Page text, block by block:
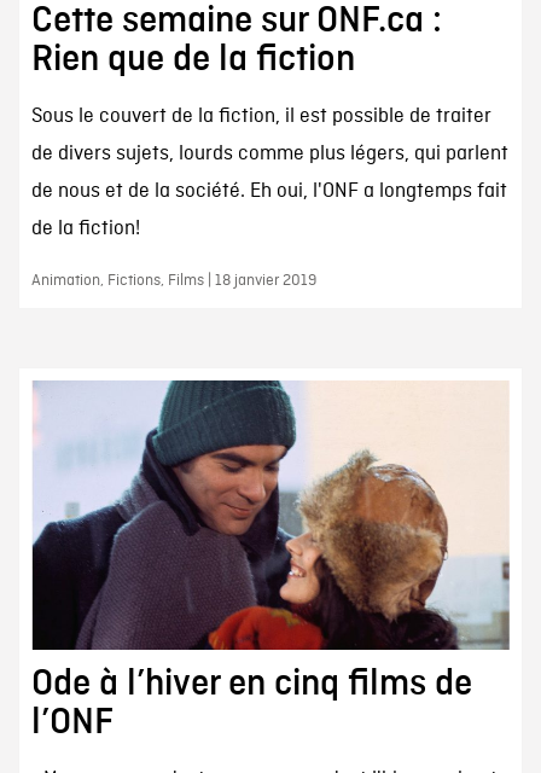
Cette semaine sur ONF.ca :
Rien que de la fiction
Sous le couvert de la fiction, il est possible de traiter
de divers sujets, lourds comme plus légers, qui parlent
de nous et de la société. Eh oui, l'ONF a longtemps fait
de la fiction!
Animation, Fictions, Films | 18 janvier 2019
Ode à l’hiver en cinq films de
l’ONF